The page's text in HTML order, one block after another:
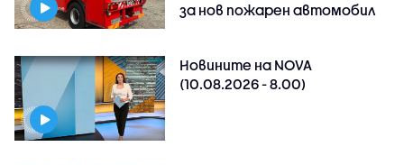
за нов пожарен автомобил
Новините на NOVA
(10.08.2026 - 8.00)